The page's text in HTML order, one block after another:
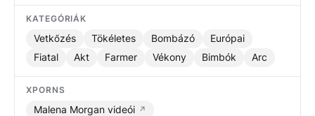
KATEGÓRIÁK
Vetkőzés Tökéletes Bombázó
Európai
Fiatal
Akt Farmer Vékony Bimbók Arc
XPORNS
Malena Morgan videói